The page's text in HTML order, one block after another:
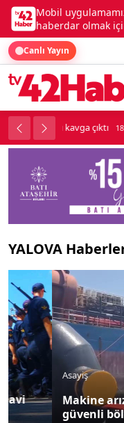
Mobil
haberdar olmak
Canlı Yayın
kavga çıktı 18:34 Lüks
YALOVA
Asayiş
Makine arızası
güvenli bölgeye